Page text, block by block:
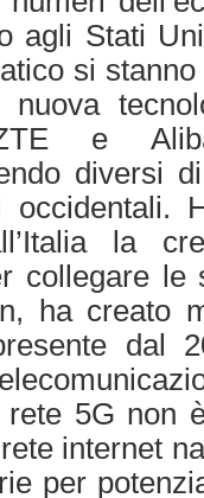
agli Stati
si
e
diversi
occidentali.
la
collegare le
ha creato
dal
5G non
internet
per